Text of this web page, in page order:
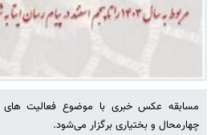
مسابقه عکس خبری با موضوع فعالیت
چهارمحال و بختیاری برگزار می‌شود.